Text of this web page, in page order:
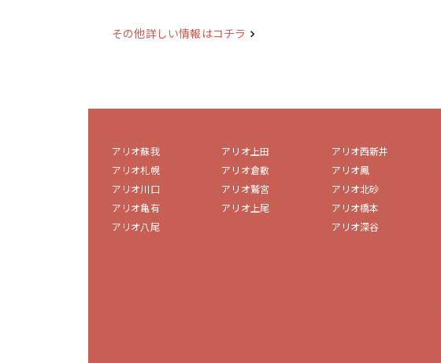
その他詳しい情報はコチラ
アリオ蘇我
アリオ札幌
アリオ川口
アリオ亀有
アリオ八尾
アリオ上田
アリオ倉敷
アリオ鷲宮
アリオ上尾
アリオ西新井
アリオ鳳
アリオ北砂
アリオ橋本
アリオ深谷